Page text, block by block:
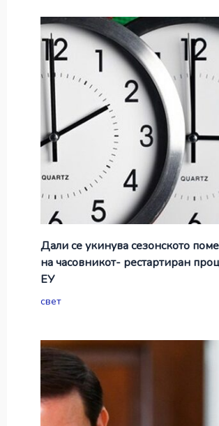
Дали се укинува сезонското
на часовникот- рестартиран
ЕУ
свет